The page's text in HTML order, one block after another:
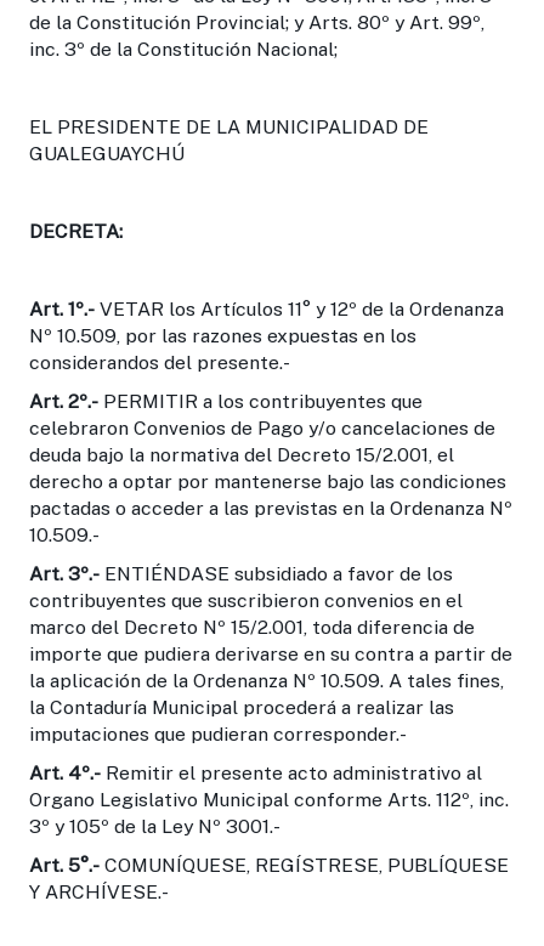
de la Constitución Provincial; y Arts. 80º y Art. 99º,
inc. 3º de la Constitución Nacional;
EL PRESIDENTE DE LA MUNICIPALIDAD DE
GUALEGUAYCHÚ
DECRETA:
Art. 1º.- VETAR los Artículos 11° y 12º de la Ordenanza
Nº 10.509, por las razones expuestas en los
considerandos del presente.-
Art. 2º.- PERMITIR a los contribuyentes que
celebraron Convenios de Pago y/o cancelaciones de
deuda bajo la normativa del Decreto 15/2.001, el
derecho a optar por mantenerse bajo las condiciones
pactadas o acceder a las previstas en la Ordenanza Nº
10.509.-
Art. 3º.- ENTIÉNDASE subsidiado a favor de los
contribuyentes que suscribieron convenios en el
marco del Decreto Nº 15/2.001, toda diferencia de
importe que pudiera derivarse en su contra a partir de
la aplicación de la Ordenanza Nº 10.509. A tales fines,
la Contaduría Municipal procederá a realizar las
imputaciones que pudieran corresponder.-
Art. 4º.- Remitir el presente acto administrativo al
Organo Legislativo Municipal conforme Arts. 112º, inc.
3º y 105º de la Ley Nº 3001.-
Art. 5°.- COMUNÍQUESE, REGÍSTRESE, PUBLÍQUESE
Y ARCHÍVESE.-